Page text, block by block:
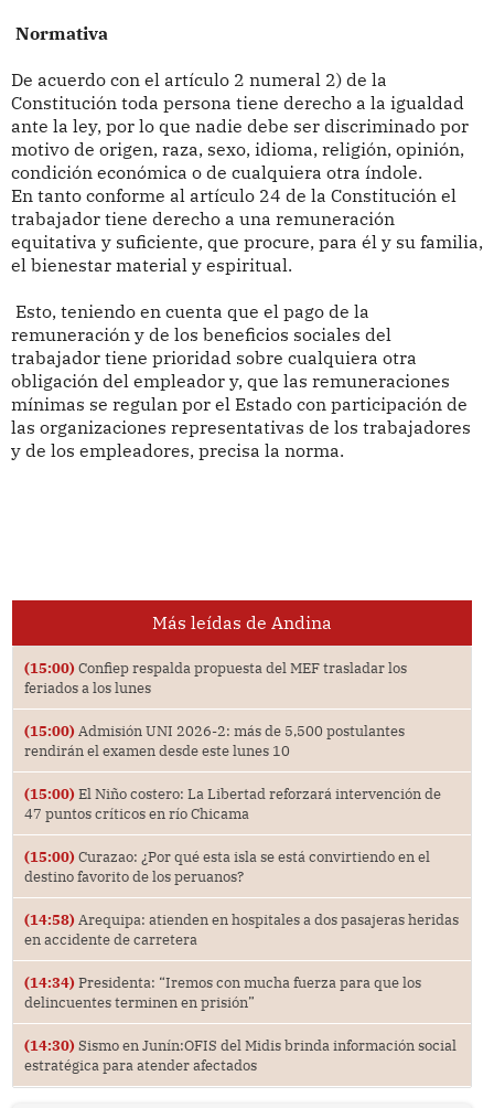
Normativa
De acuerdo con el artículo 2 numeral 2) de la
Constitución toda persona tiene derecho a la igualdad
ante la ley, por lo que nadie debe ser discriminado por
motivo de origen, raza, sexo, idioma, religión, opinión,
condición económica o de cualquiera otra índole.
En tanto conforme al artículo 24 de la Constitución el
trabajador tiene derecho a una remuneración
equitativa y suficiente, que procure, para él y su familia,
el bienestar material y espiritual.
Esto, teniendo en cuenta que el pago de la
remuneración y de los beneficios sociales del
trabajador tiene prioridad sobre cualquiera otra
obligación del empleador y, que las remuneraciones
mínimas se regulan por el Estado con participación de
las organizaciones representativas de los trabajadores
y de los empleadores, precisa la norma.
Más leídas de Andina
(15:00) Confiep respalda propuesta del MEF trasladar los
feriados a los lunes
(15:00) Admisión UNI 2026-2: más de 5,500 postulantes
rendirán el examen desde este lunes 10
(15:00) El Niño costero: La Libertad reforzará intervención de
47 puntos críticos en río Chicama
(15:00) Curazao: ¿Por qué esta isla se está convirtiendo en el
destino favorito de los peruanos?
(14:58) Arequipa: atienden en hospitales a dos pasajeras heridas
en accidente de carretera
(14:34) Presidenta: “Iremos con mucha fuerza para que los
delincuentes terminen en prisión”
(14:30) Sismo en Junín:OFIS del Midis brinda información social
estratégica para atender afectados